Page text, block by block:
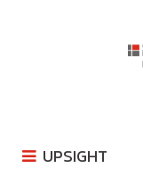
UPSIGHT